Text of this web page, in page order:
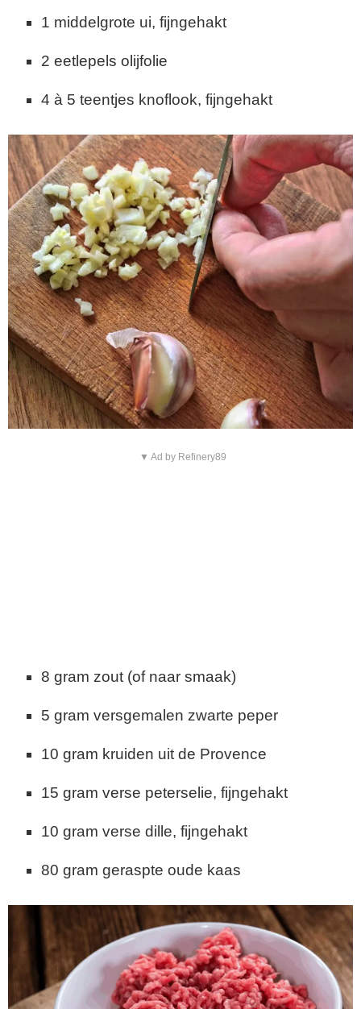
1 middelgrote ui, fijngehakt
2 eetlepels olijfolie
4 à 5 teentjes knoflook, fijngehakt
▼ Ad by Refinery89
8 gram zout (of naar smaak)
5 gram versgemalen zwarte peper
10 gram kruiden uit de Provence
15 gram verse peterselie, fijngehakt
10 gram verse dille, fijngehakt
80 gram geraspte oude kaas